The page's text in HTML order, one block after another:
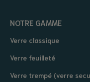
NOTRE GAMME
Verre classique
Verre feuilleté
Verre trempé (verre